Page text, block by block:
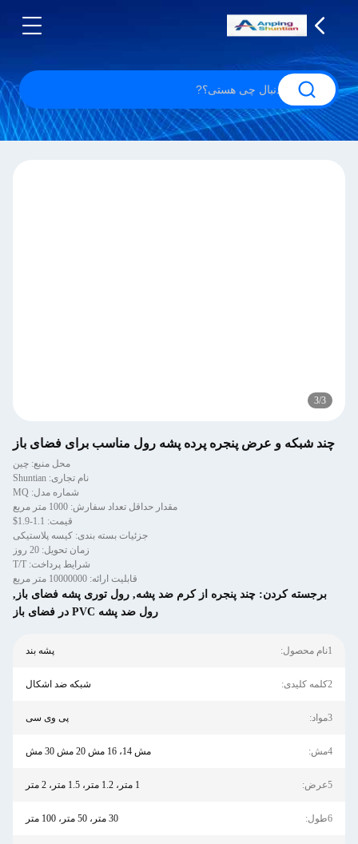
3/3
چند شبكه و عرض پنجره پرده پشه رول مناسب برای فضای باز
محل منبع: چین
نام تجاری: Shuntian
شماره مدل: MQ
مقدار حداقل تعداد سفارش: 1000 متر مربع
قیمت: 1.1-1.9$
جزئیات بسته بندی: کیسه پلاستیکی
زمان تحویل: 20 روز
شرایط پرداخت: T/T
قابلیت ارائه: 10000000 متر مربع
برجسته کردن: چند پنجره از کرم ضد پشه, رول توری پشه فضای باز ,
رول ضد پشه PVC در فضای باز
1نام محصول: پشه بند
2کلمه کلیدی: شبکه ضد اشکال
3مواد: پی وی سی
4مش: مش 14، 16 مش 20 مش 30 مش
5عرض: 1 متر، 1.2 متر، 1.5 متر، 2 متر
6طول: 30 متر، 50 متر، 100 متر